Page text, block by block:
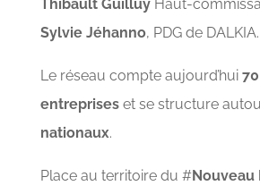
Thibault GuilluyHaut-
Sylvie Jéhanno, PDG de DALKIA.
Le réseau compte aujourd’hui
entrepriseset se structure
nationaux.
Place au territoire du #Nouveau